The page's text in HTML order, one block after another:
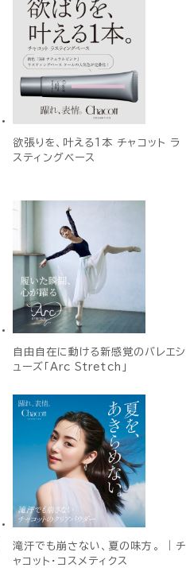
欲張りを、叶える1本 チャコット ラ
スティングベース
自由自在に動ける新感覚のバレエシ
ューズ「Arc Stretch」
滝汗でも崩さない、夏の味方。 ｜チ
ャコット・コスメティクス